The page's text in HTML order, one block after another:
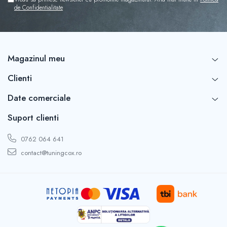
Capace r16 Toyota
Capace r16 VW
de Confidentialitate
Magazinul meu
Clienti
Date comerciale
Suport clienti
0762 064 641
contact@tuningcox.ro